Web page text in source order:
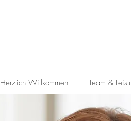
Herzlich Willkommen Team &